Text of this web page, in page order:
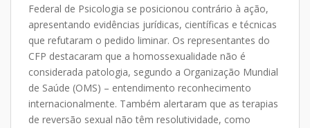
Federal de Psicologia se posicionou contrário à ação,
apresentando evidências jurídicas, científicas e técnicas
que refutaram o pedido liminar. Os representantes do
CFP destacaram que a homossexualidade não é
considerada patologia, segundo a Organização Mundial
de Saúde (OMS) – entendimento reconhecimento
internacionalmente. Também alertaram que as terapias
de reversão sexual não têm resolutividade, como